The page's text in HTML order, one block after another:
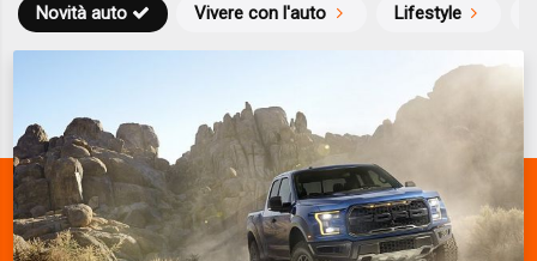
Novità auto Vivere con l'auto Lifestyle